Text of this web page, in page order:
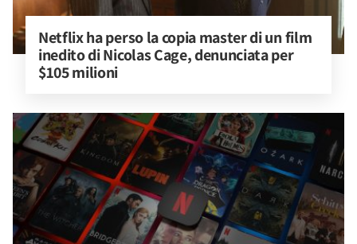
Netflix ha perso la copia master di un film
inedito di Nicolas Cage, denunciata per
$105 milioni